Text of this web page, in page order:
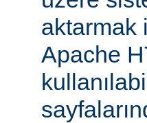
aktarmak
Apache